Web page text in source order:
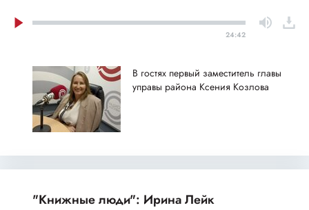
24:42
В гостях первый заместитель главы
управы района Ксения Козлова
"Книжные люди": Ирина Лейк